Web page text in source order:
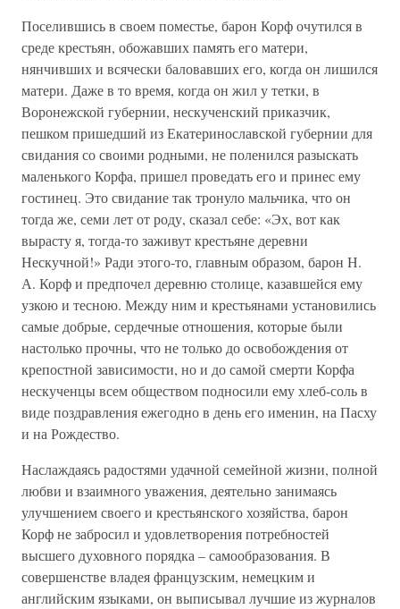
Поселившись в своем поместье, барон Корф очутился в
среде крестьян, обожавших память его матери,
нянчивших и всячески баловавших его, когда он лишился
матери. Даже в то время, когда он жил у тетки, в
Воронежской губернии, нескученский приказчик,
пешком пришедший из Екатеринославской губернии для
свидания со своими родными, не поленился разыскать
маленького Корфа, пришел проведать его и принес ему
гостинец. Это свидание так тронуло мальчика, что он
тогда же, семи лет от роду, сказал себе: «Эх, вот как
вырасту я, тогда-то заживут крестьяне деревни
Нескучной!» Ради этого-то, главным образом, барон Н.
А. Корф и предпочел деревню столице, казавшейся ему
узкою и тесною. Между ним и крестьянами установились
самые добрые, сердечные отношения, которые были
настолько прочны, что не только до освобождения от
крепостной зависимости, но и до самой смерти Корфа
нескученцы всем обществом подносили ему хлеб-соль в
виде поздравления ежегодно в день его именин, на Пасху
и на Рождество.
Наслаждаясь радостями удачной семейной жизни, полной
любви и взаимного уважения, деятельно занимаясь
улучшением своего и крестьянского хозяйства, барон
Корф не забросил и удовлетворения потребностей
высшего духовного порядка – самообразования. В
совершенстве владея французским, немецким и
английским языками, он выписывал лучшие из журналов